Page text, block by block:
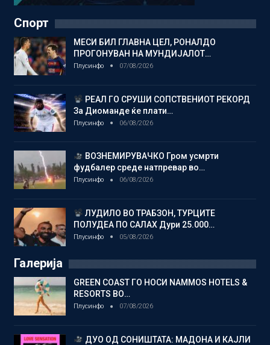
Спорт
МЕСИ БИЛ ГЛАВНА ЦЕЛ, РОНАЛДО
ПРОГОНУВАН НА МУНДИЈАЛОТ…
Плусинфо 07/08/2026
РЕАЛ ГО СРУШИ СОПСТВЕНИОТ РЕКОРД
За Диоманде ќе плати…
Плусинфо 06/08/2026
ВОЗНЕМИРУВАЧКО Гром усмрти
фудбалер среде натпревар во…
Плусинфо 06/08/2026
ЛУДИЛО ВО ТРАБЗОН, ТУРЦИТЕ
ПОЛУДЕА ПО САЛАХ Дури 25.000…
Плусинфо 05/08/2026
Галерија
GREEN COAST ГО НОСИ NAMMOS HOTELS &
RESORTS ВО…
Плусинфо 07/08/2026
ДУО ОД СОНИШТАТА: МАДОНА И КАЈЛИ